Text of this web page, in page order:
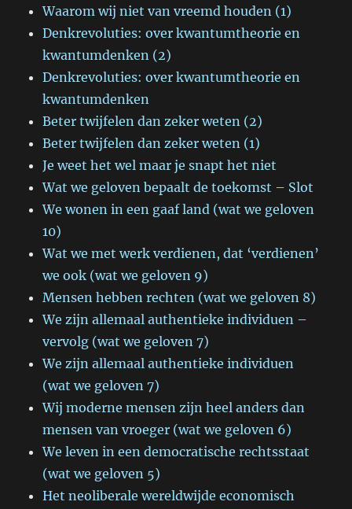
Waarom wij niet van vreemd houden (1)
Denkrevoluties: over kwantumtheorie en
kwantumdenken (2)
Denkrevoluties: over kwantumtheorie en
kwantumdenken
Beter twijfelen dan zeker weten (2)
Beter twijfelen dan zeker weten (1)
Je weet het wel maar je snapt het niet
Wat we geloven bepaalt de toekomst – Slot
We wonen in een gaaf land (wat we geloven
10)
Wat we met werk verdienen, dat ‘verdienen’
we ook (wat we geloven 9)
Mensen hebben rechten (wat we geloven 8)
We zijn allemaal authentieke individuen –
vervolg (wat we geloven 7)
We zijn allemaal authentieke individuen
(wat we geloven 7)
Wij moderne mensen zijn heel anders dan
mensen van vroeger (wat we geloven 6)
We leven in een democratische rechtsstaat
(wat we geloven 5)
Het neoliberale wereldwijde economisch